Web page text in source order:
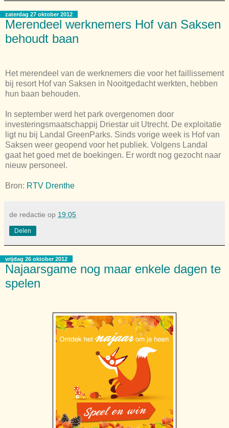
zaterdag 27 oktober 2012
Merendeel werknemers Hof van Saksen
behoudt baan
Het merendeel van de werknemers die voor het faillissement
bij resort Hof van Saksen in Nooitgedacht werkten, hebben
hun baan behouden.
In september werd het park overgenomen door
investeringsmaatschappij Driestar uit Utrecht. De exploitatie
ligt nu bij Landal GreenParks. Sinds vorige week is Hof van
Saksen weer geopend voor het publiek. Volgens Landal
gaat het goed met de boekingen. Er wordt nog gezocht naar
nieuw personeel.
Bron: RTV Drenthe
de redactie op 19:05
Delen
vrijdag 26 oktober 2012
Najaarsgame nog maar enkele dagen te
spelen